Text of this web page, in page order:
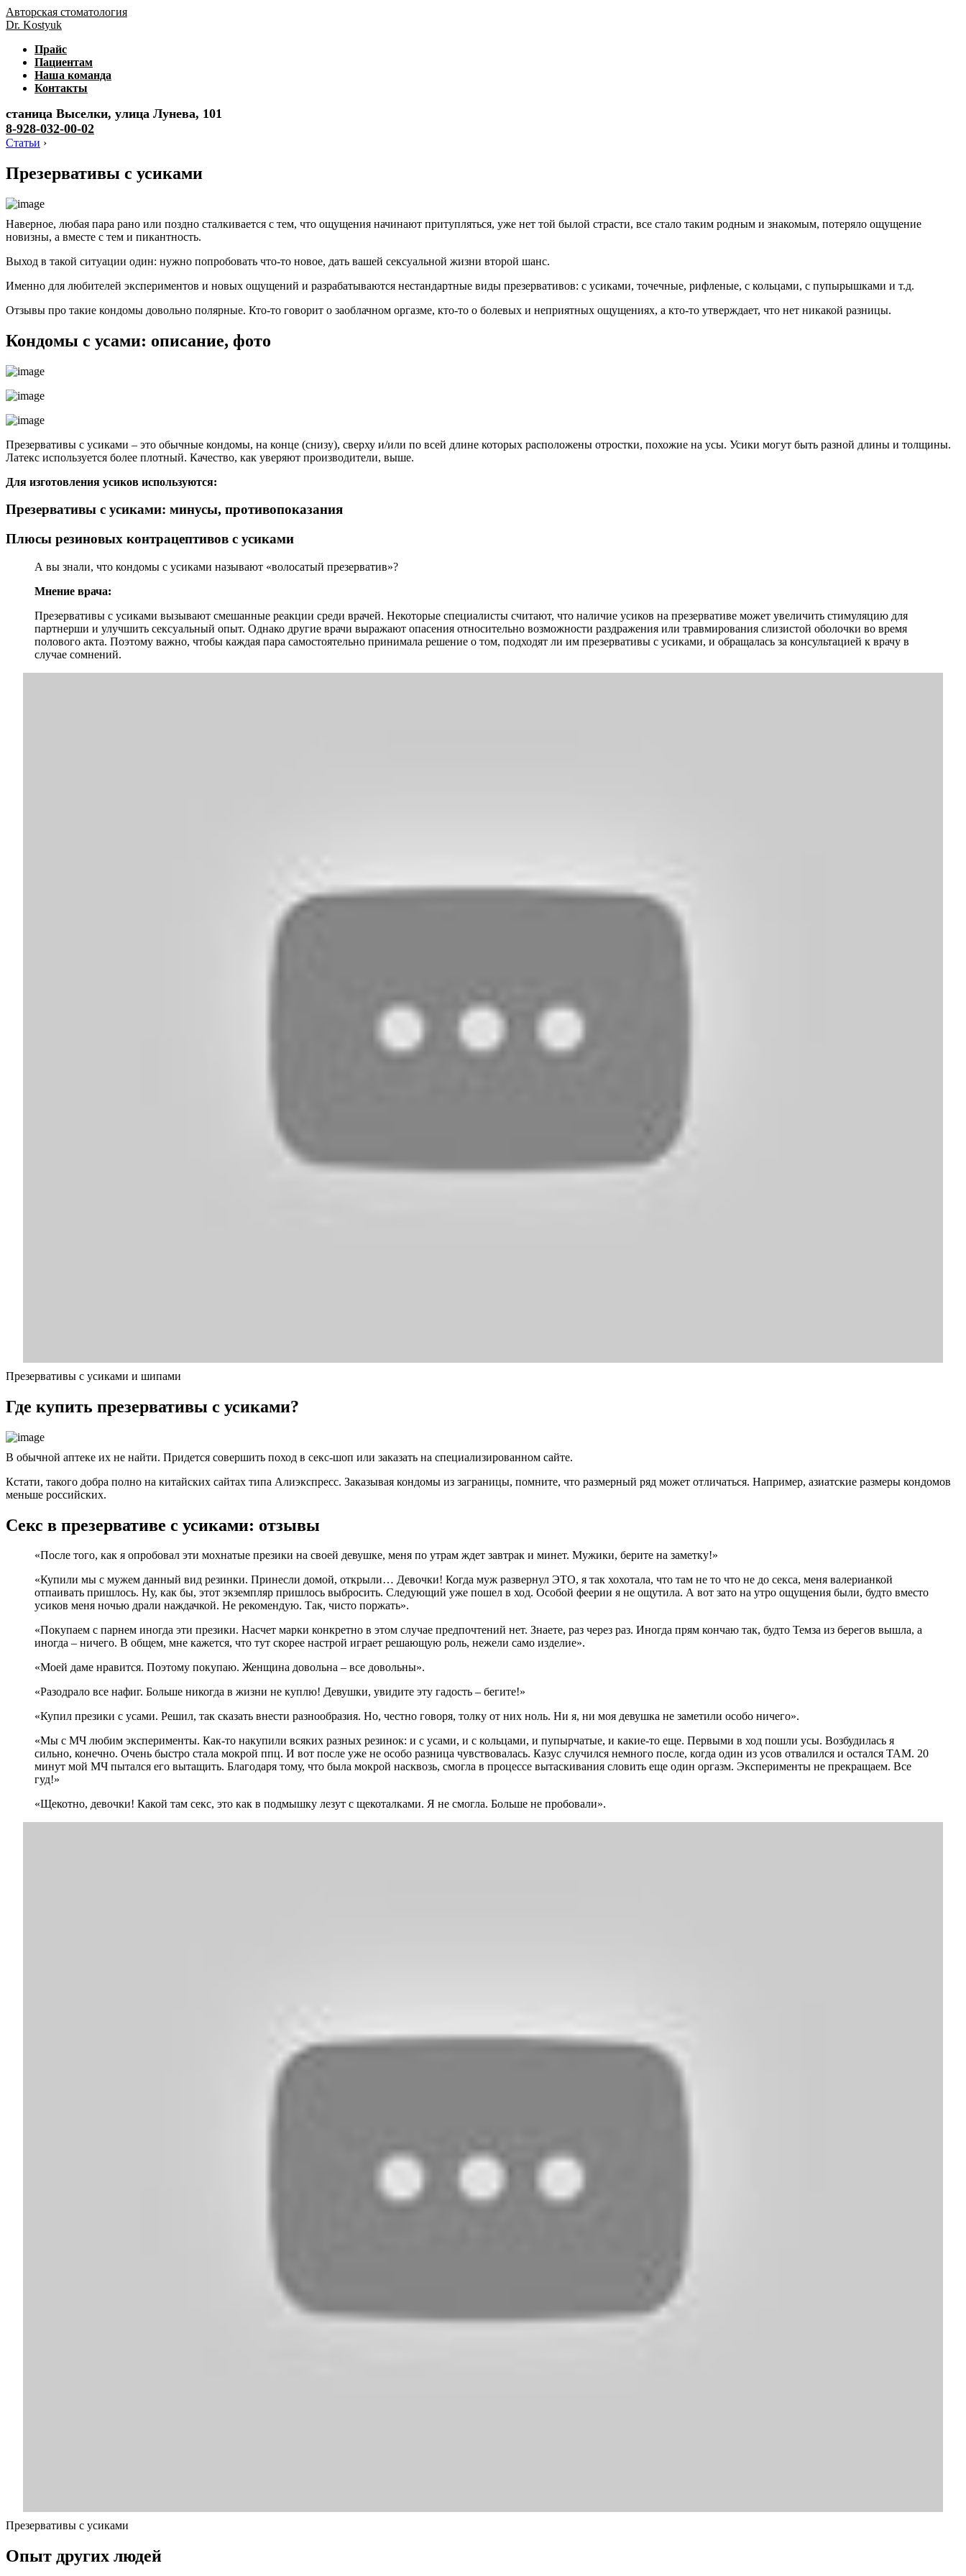
Авторская стоматология
Dr. Kostyuk
Прайс
Пациентам
Наша команда
Контакты
станица Выселки, улица Лунева, 101
8-928-032-00-02
Статьи ›
Презервативы с усиками
Наверное, любая пара рано или поздно сталкивается с тем, что ощущения начинают притупляться, уже нет той былой страсти, все стало таким родным и знакомым, потеряло ощущение
новизны, а вместе с тем и пикантность.
Выход в такой ситуации один: нужно попробовать что-то новое, дать вашей сексуальной жизни второй шанс.
Именно для любителей экспериментов и новых ощущений и разрабатываются нестандартные виды презервативов: с усиками, точечные, рифленые, с кольцами, с пупырышками и т.д.
Отзывы про такие кондомы довольно полярные. Кто-то говорит о заоблачном оргазме, кто-то о болевых и неприятных ощущениях, а кто-то утверждает, что нет никакой разницы.
Кондомы с усами: описание, фото
Презервативы с усиками – это обычные кондомы, на конце (снизу), сверху и/или по всей длине которых расположены отростки, похожие на усы. Усики могут быть разной длины и толщины.
Латекс используется более плотный. Качество, как уверяют производители, выше.
Для изготовления усиков используются:
Презервативы с усиками: минусы, противопоказания
Плюсы резиновых контрацептивов с усиками
А вы знали, что кондомы с усиками называют «волосатый презерватив»?
Мнение врача:
Презервативы с усиками вызывают смешанные реакции среди врачей. Некоторые специалисты считают, что наличие усиков на презервативе может увеличить стимуляцию для
партнерши и улучшить сексуальный опыт. Однако другие врачи выражают опасения относительно возможности раздражения или травмирования слизистой оболочки во время
полового акта. Поэтому важно, чтобы каждая пара самостоятельно принимала решение о том, подходят ли им презервативы с усиками, и обращалась за консультацией к врачу в
случае сомнений.
Презервативы с усиками и шипами
Где купить презервативы с усиками?
В обычной аптеке их не найти. Придется совершить поход в секс-шоп или заказать на специализированном сайте.
Кстати, такого добра полно на китайских сайтах типа Алиэкспресс. Заказывая кондомы из заграницы, помните, что размерный ряд может отличаться. Например, азиатские размеры кондомов
меньше российских.
Секс в презервативе с усиками: отзывы
«После того, как я опробовал эти мохнатые презики на своей девушке, меня по утрам ждет завтрак и минет. Мужики, берите на заметку!»
«Купили мы с мужем данный вид резинки. Принесли домой, открыли… Девочки! Когда муж развернул ЭТО, я так хохотала, что там не то что не до секса, меня валерианкой
отпаивать пришлось. Ну, как бы, этот экземпляр пришлось выбросить. Следующий уже пошел в ход. Особой феерии я не ощутила. А вот зато на утро ощущения были, будто вместо
усиков меня ночью драли наждачкой. Не рекомендую. Так, чисто поржать».
«Покупаем с парнем иногда эти презики. Насчет марки конкретно в этом случае предпочтений нет. Знаете, раз через раз. Иногда прям кончаю так, будто Темза из берегов вышла, а
иногда – ничего. В общем, мне кажется, что тут скорее настрой играет решающую роль, нежели само изделие».
«Моей даме нравится. Поэтому покупаю. Женщина довольна – все довольны».
«Разодрало все нафиг. Больше никогда в жизни не куплю! Девушки, увидите эту гадость – бегите!»
«Купил презики с усами. Решил, так сказать внести разнообразия. Но, честно говоря, толку от них ноль. Ни я, ни моя девушка не заметили особо ничего».
«Мы с МЧ любим эксперименты. Как-то накупили всяких разных резинок: и с усами, и с кольцами, и пупырчатые, и какие-то еще. Первыми в ход пошли усы. Возбудилась я
сильно, конечно. Очень быстро стала мокрой ппц. И вот после уже не особо разница чувствовалась. Казус случился немного после, когда один из усов отвалился и остался ТАМ. 20
минут мой МЧ пытался его вытащить. Благодаря тому, что была мокрой насквозь, смогла в процессе вытаскивания словить еще один оргазм. Эксперименты не прекращаем. Все
гуд!»
«Щекотно, девочки! Какой там секс, это как в подмышку лезут с щекоталками. Я не смогла. Больше не пробовали».
Презервативы с усиками
Опыт других людей